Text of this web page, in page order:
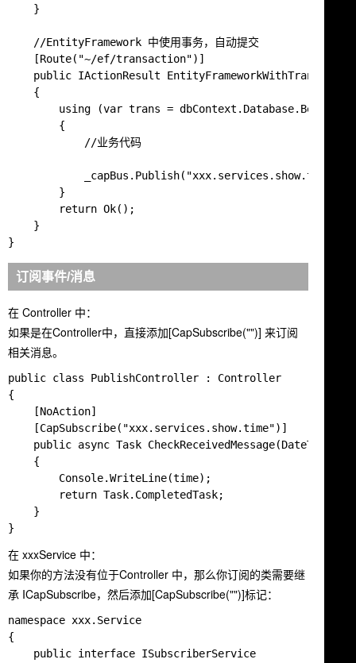
    }
    //EntityFramework 中使用事务，自动提交
    [Route("~/ef/transaction")]
public IActionResult
    {
using (var trans =
        {
            //业务代码
_capBus.Publish("xxx.services.show.time",
        }
        return Ok();
    }
订阅事件/消息
在 Controller 中：
如果是在Controller中，直接添加[CapSubscribe("")] 来订阅
相关消息。
public class PublishController : Controller
{
    [NoAction]
    [CapSubscribe("xxx.services.show.time")]
public async Task CheckReceivedMessage(DateTime
    {
    }
在 xxxService 中：
如果你的方法没有位于Controller 中，那么你订阅的类需要继
承 ICapSubscribe，然后添加[CapSubscribe("")]标记：
namespace xxx.Service
{
    public interface ISubscriberService